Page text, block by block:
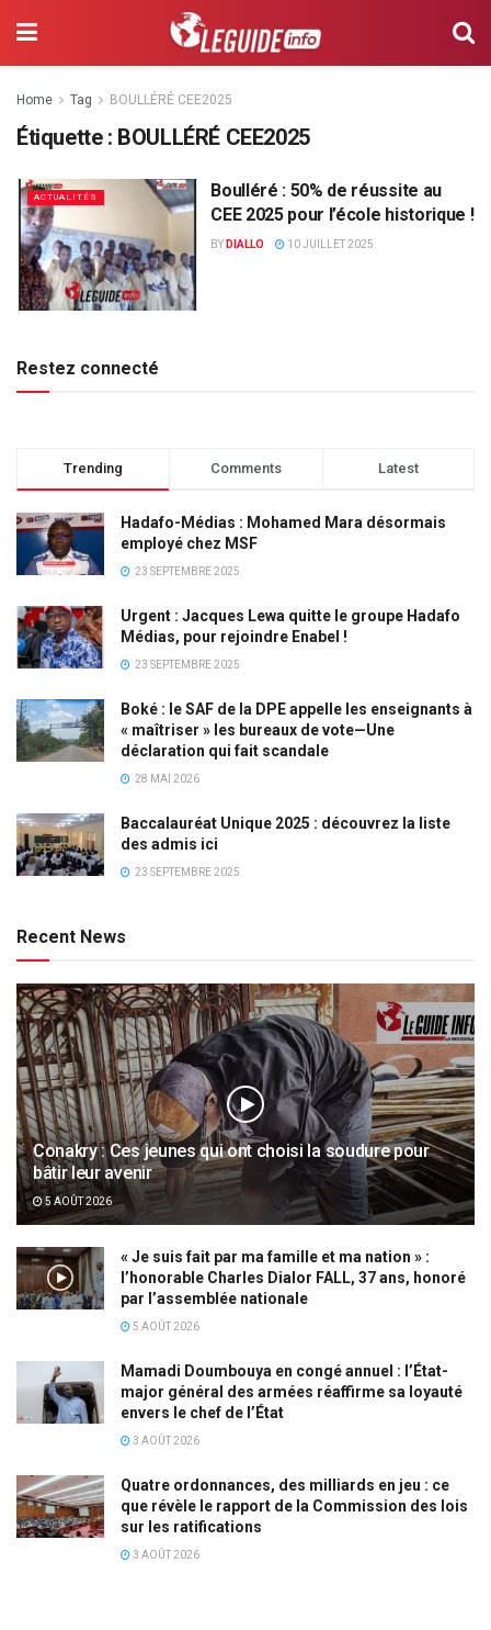
Home Tag BOULLÉRÉ CEE2025
Étiquette : BOULLÉRÉ CEE2025
ACTUALITÉS
Boulléré : 50% de réussite au
CEE 2025 pour l’école historique !
BY DIALLO 10 JUILLET 2025
Restez connecté
Trending Comments Latest
Hadafo-Médias : Mohamed Mara désormais
employé chez MSF
23 SEPTEMBRE 2025
Urgent : Jacques Lewa quitte le groupe Hadafo
Médias, pour rejoindre Enabel !
23 SEPTEMBRE 2025
Boké : le SAF de la DPE appelle les enseignants à
« maîtriser » les bureaux de vote—Une
déclaration qui fait scandale
28 MAI 2026
Baccalauréat Unique 2025 : découvrez la liste
des admis ici
23 SEPTEMBRE 2025
Recent News
Conakry : Ces jeunes qui ont choisi la soudure pour
bâtir leur avenir
5 AOÛT 2026
« Je suis fait par ma famille et ma nation » :
l’honorable Charles Dialor FALL, 37 ans, honoré
par l’assemblée nationale
5 AOÛT 2026
Mamadi Doumbouya en congé annuel : l’État-
major général des armées réaffirme sa loyauté
envers le chef de l’État
3 AOÛT 2026
Quatre ordonnances, des milliards en jeu : ce
que révèle le rapport de la Commission des lois
sur les ratifications
3 AOÛT 2026